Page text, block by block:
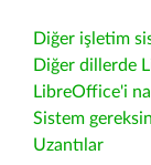
Diğer işletim
Diğer dillerde
LibreOffice'i
Sistem
Uzantılar